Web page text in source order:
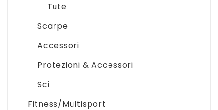
Tute
Scarpe
Accessori
Protezioni & Accessori
Sci
Fitness/Multisport